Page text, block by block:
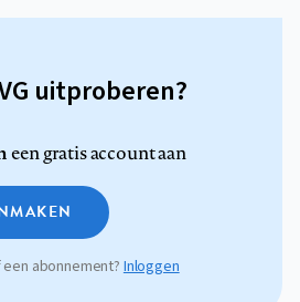
uitproberen?
een gratis account aan
een abonnement?Inloggen